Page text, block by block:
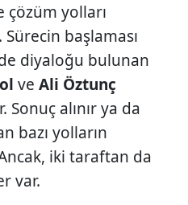
yolları
başlaması
diyaloğu bulunan
ve Ali Öztunç
Sonuç alınır ya da
bazı yolların
iki taraftan da
var.